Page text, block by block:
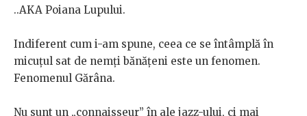
..AKA Poiana Lupului.
Indiferent cum i-am spune, ceea ce se întâmplă în
micuțul sat de nemți bănățeni este un fenomen.
Fenomenul Gărâna.
Nu sunt un „connaisseur” în ale jazz-ului, ci mai